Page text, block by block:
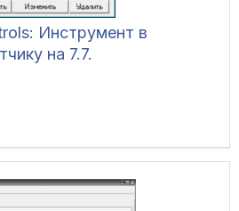
Инструмент в
на 7.7.